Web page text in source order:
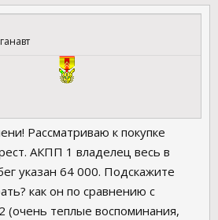
Рассматриваю к покупке
АКПП 1 владелец весь в
указан 64 000. Подскажите
как он по сравнению с
теплые воспоминания,